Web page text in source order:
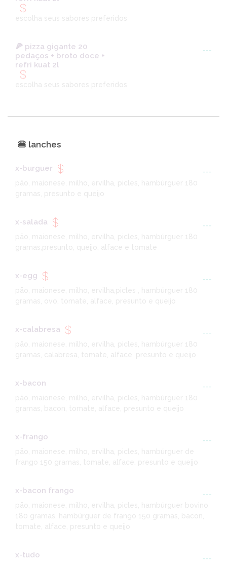
escolha seus sabores preferidos
🍕 pizza gigante 20
pedaços + broto doce +
refri kuat 2l
---
escolha seus sabores preferidos
🍔 lanches
x-burguer
---
pão, maionese, milho, ervilha, picles, hambúrguer 180
x-salada
---
pão, maionese, milho, ervilha, picles, hambúrguer 180
gramas,presunto, queijo, alface e tomate
x-egg
---
pão, maionese, milho, ervilha,picles , hambúrguer 180
gramas, ovo, tomate, alface, presunto e queijo
x-calabresa
---
pão, maionese, milho, ervilha, picles, hambúrguer 180
gramas, calabresa, tomate, alface, presunto e queijo
x-bacon
---
pão, maionese, milho, ervilha, picles, hambúrguer 180
gramas, bacon, tomate, alface, presunto e queijo
x-frango
---
pão, maionese, milho, ervilha, picles, hambúrguer de
frango 150 gramas, tomate, alface, presunto e queijo
x-bacon frango
---
pão, maionese, milho, ervilha, picles, hambúrguer bovino
180 gramas, hambúrguer de frango 150 gramas, bacon,
tomate, alface, presunto e queijo
x-tudo
---